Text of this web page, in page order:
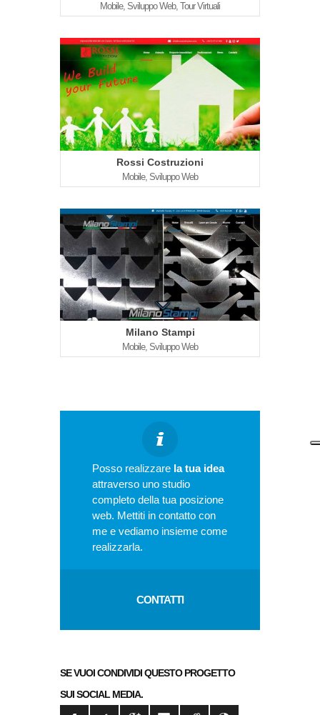
Mobile, Sviluppo Web, Tour Virtuali
Rossi Costruzioni
Mobile, Sviluppo Web
Milano Stampi
Mobile, Sviluppo Web
Posso realizzare la tua idea
attraverso uno studio
completo della tua posizione
web. Mettiti in contatto con
me e vediamo insieme come
realizzarla.
CONTATTI
SE VUOI CONDIVIDI QUESTO PROGETTO
SUI SOCIAL MEDIA.